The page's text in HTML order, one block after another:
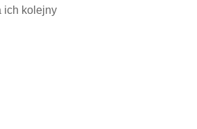
ich kolejny